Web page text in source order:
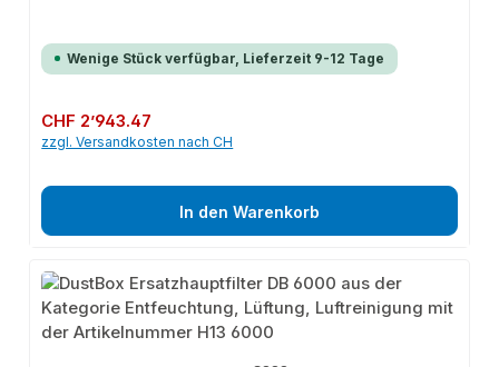
Wenige Stück verfügbar, Lieferzeit 9-12 Tage
Regulärer Preis:
CHF 2’943.47
zzgl. Versandkosten nach CH
In den Warenkorb